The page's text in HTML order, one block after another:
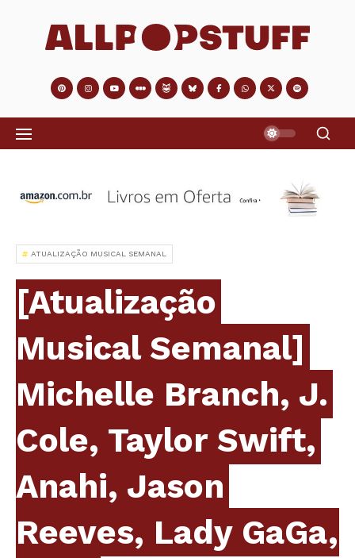
ATUALIZAÇÃO MUSICAL SEMANAL
[Atualização
Musical Semanal]
Michelle Branch, J.
Cole, Taylor Swift,
Anahi, Jason
Reeves, Lady GaGa,